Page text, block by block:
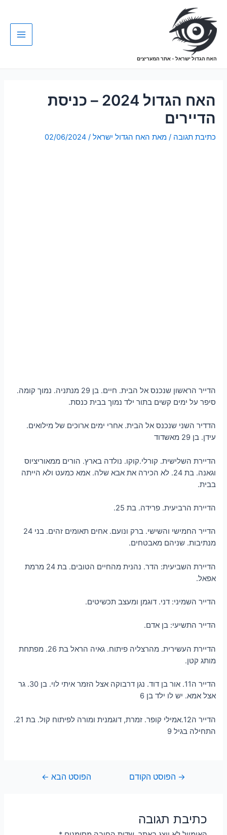
האח הגדול ישראל - אתר המעריצים
האח הגדול 2024 – כניסת
הדיירים
כתיבת תגובה / מאתהאח הגדול ישראל/
02/06/2024
הדייר הראשון שנכנס אל הבית. חיים. בן 29 מנתניה. נמוך קומה.
סיפר על ימים קשים בתור ילד נמוך בבית כנסת.
הדדיר השני שנכנס אל הבית. אחרי ימים ארוכים של מילואים.
עידן. בן 29 מאשדוד
הדיירת השלישית. קורלי.קוקו. נולדה בארץ. הורים ממאוריציוס
וגאנה. בת 24. לא הכירה את אבא שלה. אמא כמעט ולא הייתה
בבית.
הדיירת הרביעית. פרידה. בת 25.
הדייר החמישי והשישי. ברק ונועם. אחים תאומים זהים. בני 24
מנתיבות. שניהם מאבטחים.
הדיירת השביעית: הדר. נהנית מהחיים הטובים. בת 24 מרמת
אפאל.
הדייר השמיני: דני. דוגמן ומעצב תכשיטים.
הדייר התשיעי: בן אדם.
הדיירת העשירית. מהרצליה פיתוח. גאיה הראל בת 26. מפתחת
מותג קטן.
הדייר ה11. אור בן דוד. נגן דרבוקה אצל הזמר איתי לוי. בן 30. גר
אצל אמא. יש לו ילד בן 6
הדייר ה12.אמילי קופר. זמרת, דוגמנית ומורה לפיתוח קול. בת 21.
התחילה בגיל 9
→הפוסט הקודם הפוסט הבא←
כתיבת תגובה